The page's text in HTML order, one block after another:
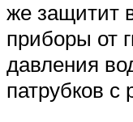
же защитит
приборы от
давления
патрубков с